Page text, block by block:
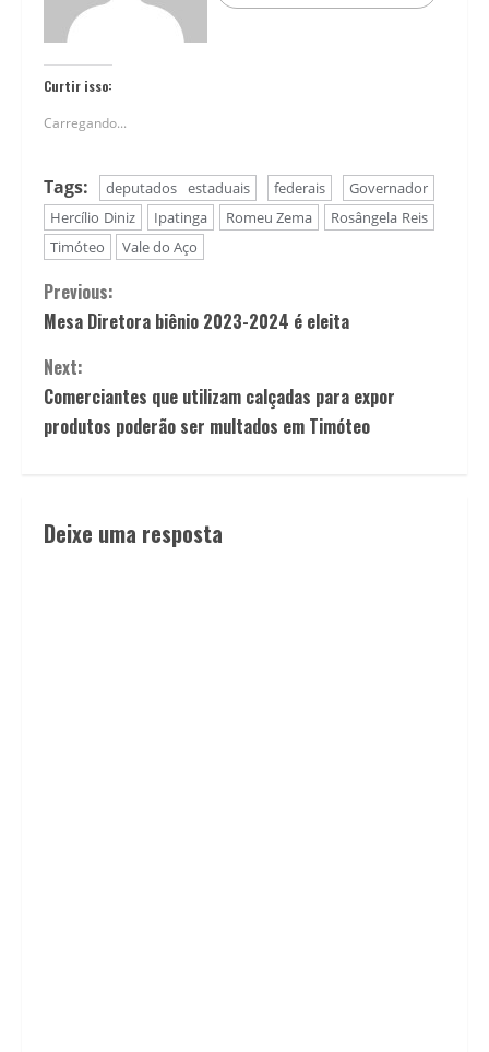
Curtir isso:
Carregando...
Tags: deputados estaduais federais
Governador
Hercílio Diniz
Ipatinga Romeu Zema
Rosângela Reis
Timóteo
Vale do Aço
Previous:
Mesa Diretora biênio 2023-2024 é eleita
Next:
Comerciantes que utilizam calçadas para expor
produtos poderão ser multados em Timóteo
Deixe uma resposta